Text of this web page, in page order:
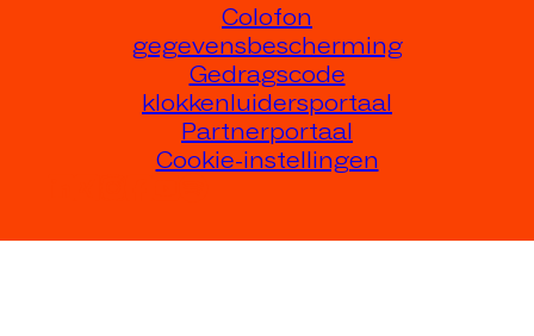
Colofon
gegevensbescherming
Gedragscode
klokkenluidersportaal
Partnerportaal
Cookie-instellingen